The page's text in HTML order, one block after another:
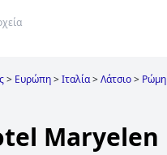
> Ευρώπη>Ιταλία>Λάτσιο> Ρώμη
Maryelen